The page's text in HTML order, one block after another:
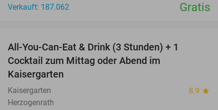
Verkauft: 187.062
Gratis
All-You-Can-Eat & Drink (3 Stunden) + 1
Cocktail zum Mittag oder Abend im
Kaisergarten
Kaisergarten 8.9 star
Herzogenrath